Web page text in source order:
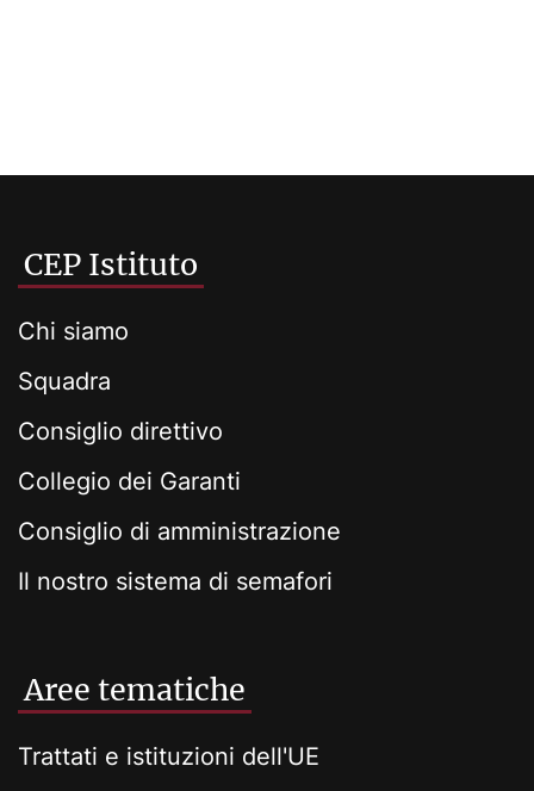
CEP Istituto
Chi siamo
Squadra
Consiglio direttivo
Collegio dei Garanti
Consiglio di amministrazione
Il nostro sistema di semafori
Aree tematiche
Trattati e istituzioni dell'UE